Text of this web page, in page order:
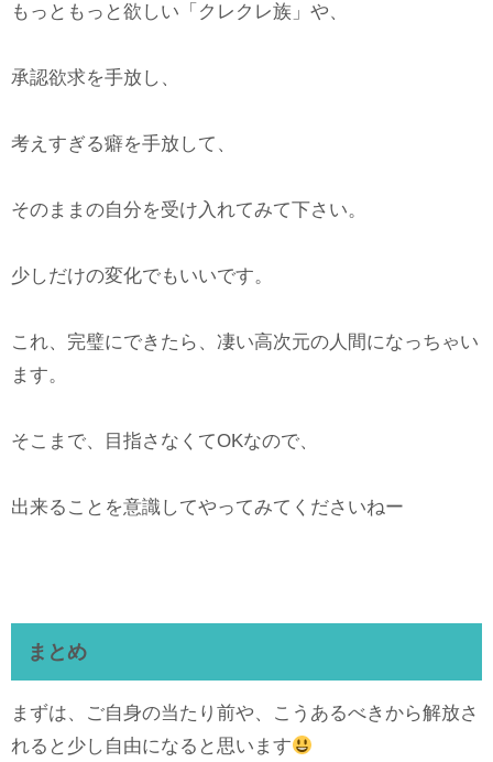
もっともっと欲しい「クレクレ族」や、
承認欲求を手放し、
考えすぎる癖を手放して、
そのままの自分を受け入れてみて下さい。
少しだけの変化でもいいです。
これ、完璧にできたら、凄い高次元の人間になっちゃい
ます。
そこまで、目指さなくてOKなので、
出来ることを意識してやってみてくださいねー
まとめ
まずは、ご自身の当たり前や、こうあるべきから解放さ
れると少し自由になると思います